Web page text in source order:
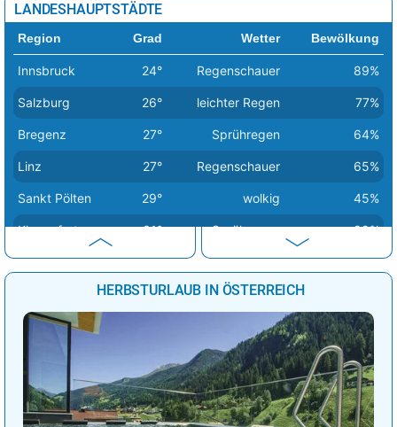
LANDESHAUPTSTÄDTE
Region Grad Wetter Bewölkung
Innsbruck 24° Regenschauer 89%
Salzburg 26° leichter Regen 77%
Bregenz 27° Sprühregen 64%
Linz 27° Regenschauer 65%
Sankt Pölten 29° wolkig 45%
Klagenfurt 31° Sprühregen 89%
Wien 33° sonnig 6%
34° wolkig
Graz sonnig 0%
HERBSTURLAUB IN ÖSTERREICH